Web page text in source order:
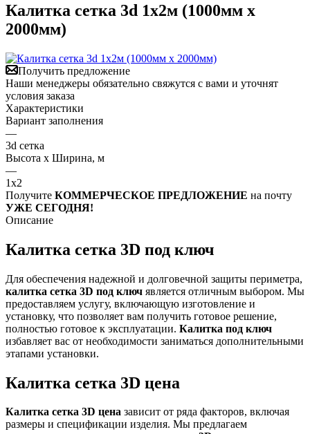
Калитка сетка 3d 1х2м (1000мм х
2000мм)
Получить предложение
Наши менеджеры обязательно свяжутся с вами и уточнят
условия заказа
Характеристики
Вариант заполнения
—
3d сетка
Высота х Ширина, м
—
1х2
Получите КОММЕРЧЕСКОЕ ПРЕДЛОЖЕНИЕ на почту
УЖЕ СЕГОДНЯ!
Описание
Калитка сетка 3D под ключ
Для обеспечения надежной и долговечной защиты периметра,
калитка сетка 3D под ключ является отличным выбором. Мы
предоставляем услугу, включающую изготовление и
установку, что позволяет вам получить готовое решение,
полностью готовое к эксплуатации. Калитка под ключ
избавляет вас от необходимости заниматься дополнительными
этапами установки.
Калитка сетка 3D цена
Калитка сетка 3D цена зависит от ряда факторов, включая
размеры и спецификации изделия. Мы предлагаем